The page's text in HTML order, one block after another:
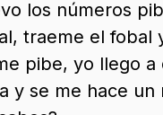
los números
traeme el fobal
pibe, yo llego a
y se me hace un